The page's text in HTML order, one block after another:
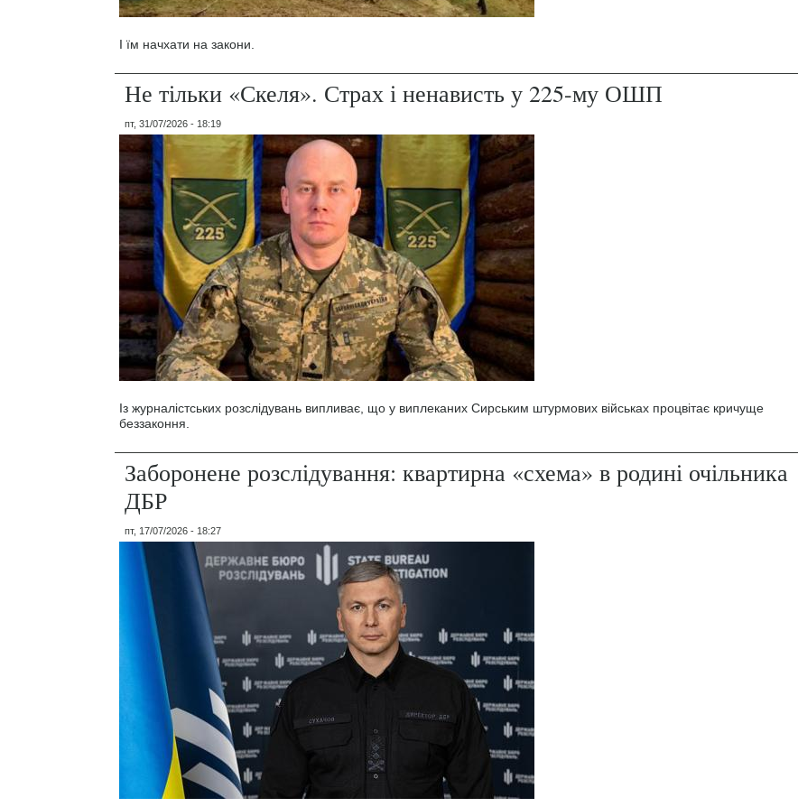
І їм начхати на закони.
Не тільки «Скеля». Страх і ненависть у 225-му ОШП
пт, 31/07/2026 - 18:19
Із журналістських розслідувань випливає, що у виплеканих Сирським штурмових військах процвітає кричуще
беззаконня.
Заборонене розслідування: квартирна «схема» в родині очільника
ДБР
пт, 17/07/2026 - 18:27